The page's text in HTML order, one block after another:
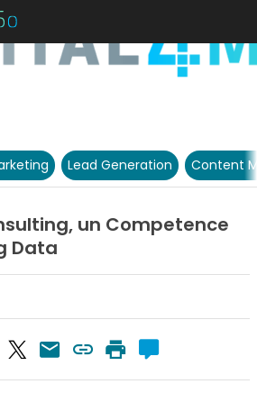
Lead Generation Content
un Competence
Data